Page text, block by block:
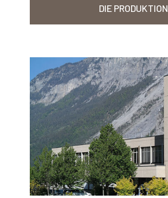
DIE PRODUKTION